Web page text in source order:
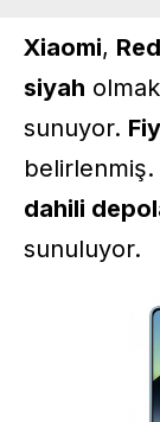
Xiaomi,
siyah
sunuyor.
belirlenmiş.
dahili
sunuluyor.